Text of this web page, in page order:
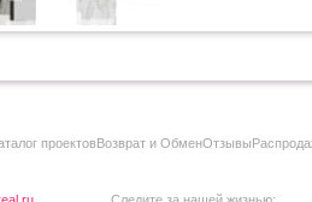
проектовВозврат и ОбменОтзывы